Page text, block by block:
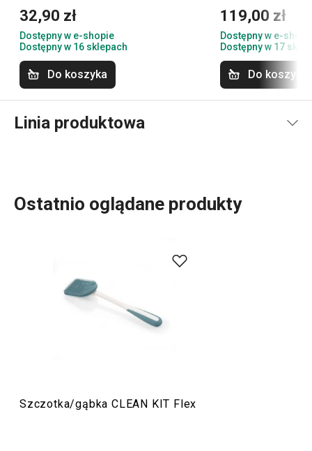
32,90 zł
Dostępny w e-shopie
Dostępny w 16 sklepach
Do koszyka
119,00 zł
Dostępny w e-
Dostępny w 17
Do koszyka
Linia produktowa
Przytulny dom
Mycie i sprzątanie
Ostatnio oglądane produkty
Szczotka/gąbka CLEAN KIT Flex